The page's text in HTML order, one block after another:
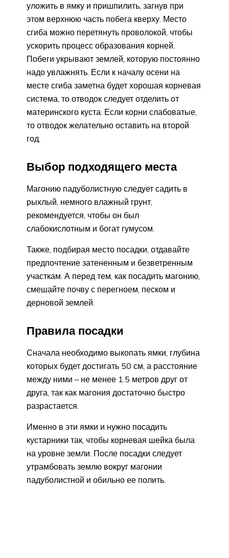
уложить в ямку и пришпилить, загнув при
этом верхнюю часть побега кверху. Место
сгиба можно перетянуть проволокой, чтобы
ускорить процесс образования корней.
Побеги укрывают землей, которую постоянно
надо увлажнять. Если к началу осени на
месте сгиба заметна будет хорошая корневая
система, то отводок следует отделить от
материнского куста. Если корни слабоватые,
то отводок желательно оставить на второй
год.
Выбор подходящего места
Магонию падуболистную следует садить в
рыхлый, немного влажный грунт,
рекомендуется, чтобы он был
слабокислотным и богат гумусом.
Также, подбирая место посадки, отдавайте
предпочтение затененным и безветренным
участкам. А перед тем, как посадить магонию,
смешайте почву с перегноем, песком и
дерновой землей.
Правила посадки
Сначала необходимо выкопать ямки, глубина
которых будет достигать 50 см, а расстояние
между ними – не менее 1.5 метров друг от
друга, так как магония достаточно быстро
разрастается.
Именно в эти ямки и нужно посадить
кустарники так, чтобы корневая шейка была
на уровне земли. После посадки следует
утрамбовать землю вокруг магонии
падуболистной и обильно ее полить.